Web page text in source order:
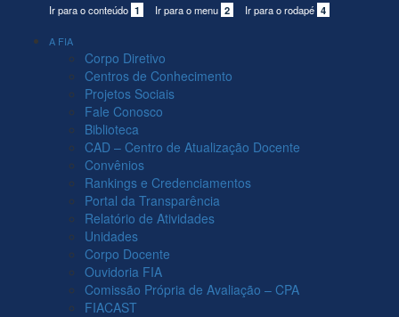
Ir para o conteúdo 1 Ir para o menu 2 Ir para o rodapé 4
A FIA
Corpo Diretivo
Centros de Conhecimento
Projetos Sociais
Fale Conosco
Biblioteca
CAD – Centro de Atualização Docente
Convênios
Rankings e Credenciamentos
Portal da Transparência
Relatório de Atividades
Unidades
Corpo Docente
Ouvidoria FIA
Comissão Própria de Avaliação – CPA
FIACAST